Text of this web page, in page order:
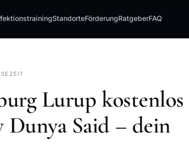
StandorteFörderungRatgeberFAQ
Lurup kostenlos
Said – dein